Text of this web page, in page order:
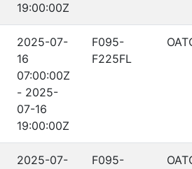
19:00:00Z
2025-07-
16
07:00:00Z
- 2025-
07-16
19:00:00Z
F095-
F225FL
2025-07-
F095-